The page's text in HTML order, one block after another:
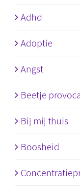
Adhd
Adoptie
Angst
Beetje
Bij mij thuis
Boosheid